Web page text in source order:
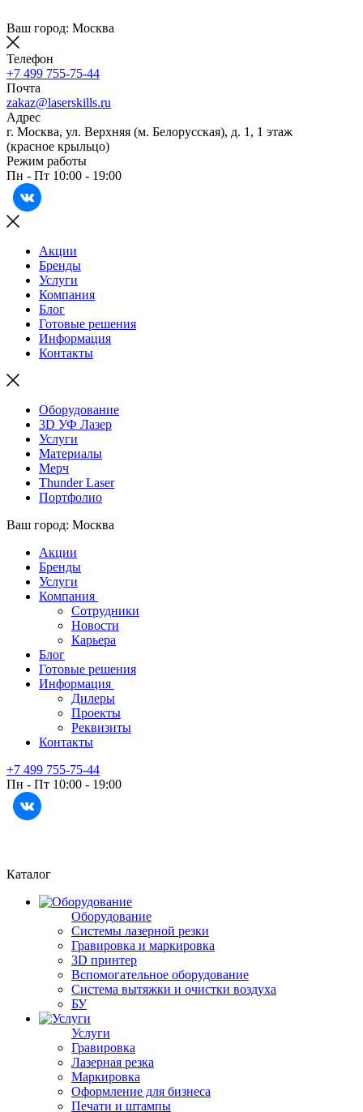
Ваш город: Москва
Телефон
+7 499 755-75-44
Почта
zakaz@laserskills.ru
Адрес
г. Москва, ул. Верхняя (м. Белорусская), д. 1, 1 этаж
(красное крыльцо)
Режим работы
Пн - Пт 10:00 - 19:00
Акции
Бренды
Услуги
Компания
Блог
Готовые решения
Информация
Контакты
Оборудование
3D УФ Лазер
Услуги
Материалы
Мерч
Thunder Laser
Портфолио
Ваш город: Москва
Акции
Бренды
Услуги
Компания
Сотрудники
Новости
Карьера
Блог
Готовые решения
Информация
Дилеры
Проекты
Реквизиты
Контакты
+7 499 755-75-44
Пн - Пт 10:00 - 19:00
Каталог
Оборудование
Системы лазерной резки
Гравировка и маркировка
3D принтер
Вспомогательное оборудование
Система вытяжки и очистки воздуха
БУ
Услуги
Гравировка
Лазерная резка
Маркировка
Оформление для бизнеса
Печати и штампы